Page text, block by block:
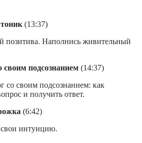
(13:37)
позитива. Наполнись живительный
своим подсознанием (14:37)
со своим подсознанием: как
и получить ответ.
(6:42)
интуицию.